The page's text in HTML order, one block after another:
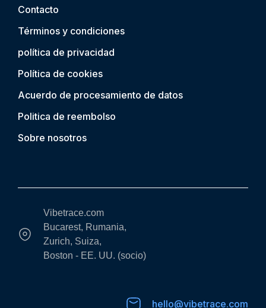
Contacto
Términos y condiciones
política de privacidad
Política de cookies
Acuerdo de procesamiento de datos
Politica de reembolso
Sobre nosotros
Vibetrace.com
Bucarest, Rumania,
Zurich, Suiza,
Boston - EE. UU. (socio)
hello@vibetrace.com